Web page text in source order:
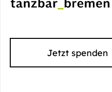
Jetzt spenden